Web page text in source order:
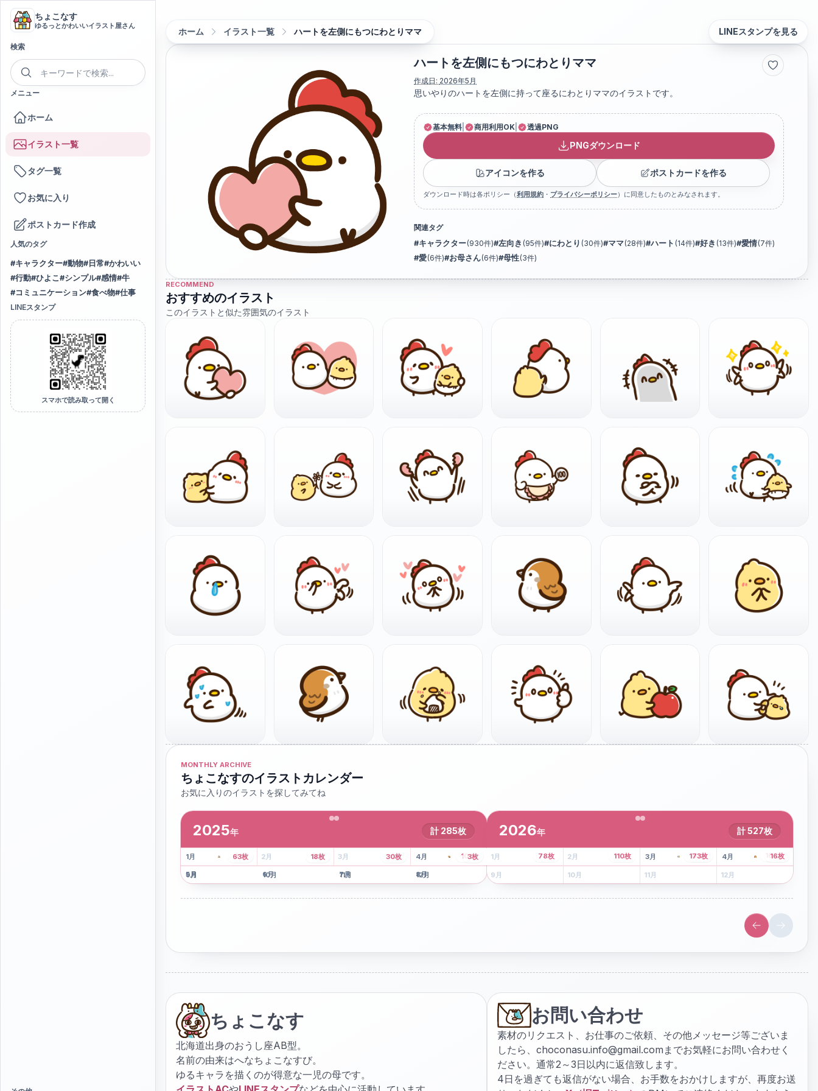
ちょこなす
ゆるっとかわいいイラスト屋さん
検索
メニュー
ホーム
イラスト一覧
タグ一覧
お気に入り
ポストカード作成
人気のタグ
#キャラクター#動物# 日常#かわいい
#行動#ひよこ#シンプル#感情#牛
#コミュニケーション#食べ物#仕事
LINEスタンプ
スマホで読み取って開く
ホーム イラスト一覧 ハートを左側にもつにわとりママ LINEスタンプを見る
ハートを左側にもつにわとりママ
作成日: 2026年5月
思いやりのハートを左側に持って座るにわとりママのイラストです。
基本無料 商用利用OK 透過PNG
PNGダウンロード
アイコンを作る ポストカードを作る
ダウンロード時は各ポリシー（利用規約 ・ プライバシーポリシー）に同意したものとみなされます。
関連タグ
#キャラクター(930件)#左向き (95件)#にわとり (30件)#ママ(28件)#ハート (14件)#好き (13件)#愛情(7件)
#愛(6件)#お母さん(6件)#母性(3件)
RECOMMEND
おすすめのイラスト
このイラストと似た雰囲気のイラスト
MONTHLY ARCHIVE
ちょこなすのイラストカレンダー
お気に入りのイラストを探してみてね
2025年 計 285枚
1月 2枚 2月 3月 4月 8枚
5月
41枚
6月
13枚
7月
6枚
8月
101枚
9月
63枚
10月
18枚
11月
30枚
12月
3枚
2026年 計527枚
1月 2月 3月 43枚 4月 107枚
5 月
78枚
6月
110枚
7 月
173枚
8月
16枚
9 月 10月 11月 12月
ちょこなす
北海道出身のおうし座AB型。
名前の由来はへなちょこなすび。
ゆるキャラを描くのが得意な一児の母です。
お問い合わせ
素材のリクエスト、お仕事のご依頼、その他メッセージ等ございま
したら、 choconasu.info@gmail.com までお気軽にお問い合わせく
ださい。通常2～3日以内に返信致します。
4日を過ぎても返信がない場合、お手数をおかけしますが、再度お送